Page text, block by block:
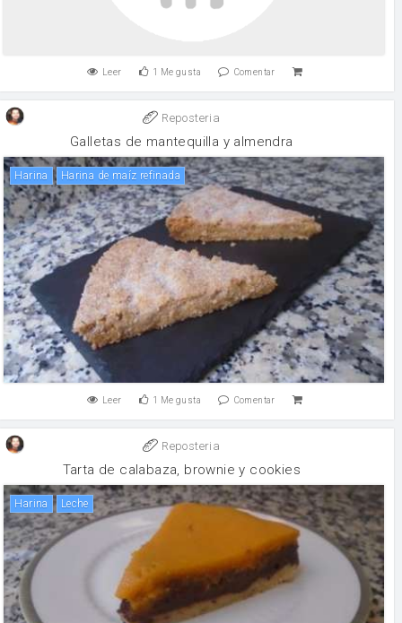
Leer 1 Me gusta Comentar
Reposteria
Galletas de mantequilla y almendra
harina Harina de maíz refinada
Leer 1 Me gusta Comentar
Reposteria
Tarta de calabaza, brownie y cookies
harina leche